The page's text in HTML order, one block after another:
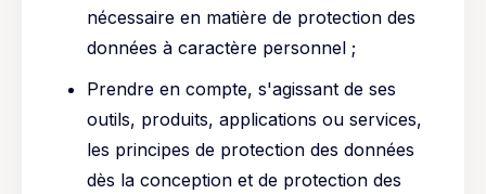
nécessaire en matière de protection des
données à caractère personnel ;
Prendre en compte, s'agissant de ses
outils, produits, applications ou services,
les principes de protection des données
dès la conception et de protection des